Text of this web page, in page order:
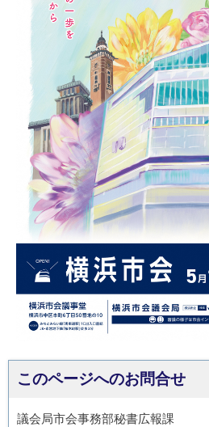
このページへのお問合せ
議会局市会事務部秘書広報課